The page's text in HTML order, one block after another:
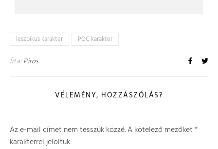
leszbikus karakter POC karakter
Írta:Piros
VÉLEMÉNY, HOZZÁSZÓLÁS?
Az e-mail címet nem tesszük közzé.A kötelező mezőket*
karakterrel jelöltük